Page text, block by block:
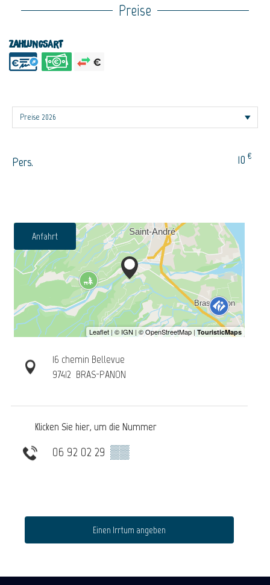
Preise
Zahlungsart
Pers. 10 €
Anfahrt
16 chemin Bellevue
97412 BRAS-PANON
Klicken Sie hier, um die Nummer
06 92 02 29 ▒▒
Einen Irrtum angeben